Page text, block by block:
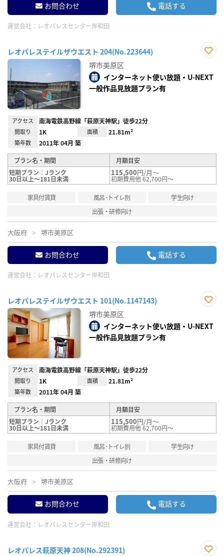
お問合わせ 電話する
運営会社： レオパレスセンター岸和田
レオパレステイルザウエスト 204(No.223644)
り登
録
堺市美原区
インターネット使い放題・U-NEXT
一般作品見放題プラン有
アクセス 南海電鉄高野線「萩原天神駅」徒歩22分
間取り 1K 面積 21.81m²
築年数 2011年 04月 築
プラン名・期間
月額目安
短期プラン｜Jランク
30日以上～181日未満
115,500円/月～
初期費用他 62,700円～
家具付賃貸 風呂･トイレ別
学生向け
出張・研修向け
大阪府 堺市美原区
お問合わせ 電話する
運営会社： レオパレスセンター岸和田
レオパレステイルザウエスト 101(No.1147143)
り登
録
堺市美原区
インターネット使い放題・U-NEXT
一般作品見放題プラン有
アクセス 南海電鉄高野線「萩原天神駅」徒歩22分
間取り 1K 面積 21.81m²
築年数 2011年 04月 築
プラン名・期間
月額目安
短期プラン｜Jランク
30日以上～181日未満
115,500円/月～
初期費用他 62,700円～
家具付賃貸 風呂･トイレ別
学生向け
出張・研修向け
大阪府 堺市美原区
お問合わせ 電話する
運営会社： レオパレスセンター岸和田
レオパレス萩原天神 208(No.292391)